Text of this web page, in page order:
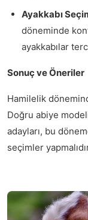
Ayakkabı
döneminde
ayakkabılar
Sonuç ve Öneriler
Hamilelik
Doğru abiye
adayları, bu
seçimler